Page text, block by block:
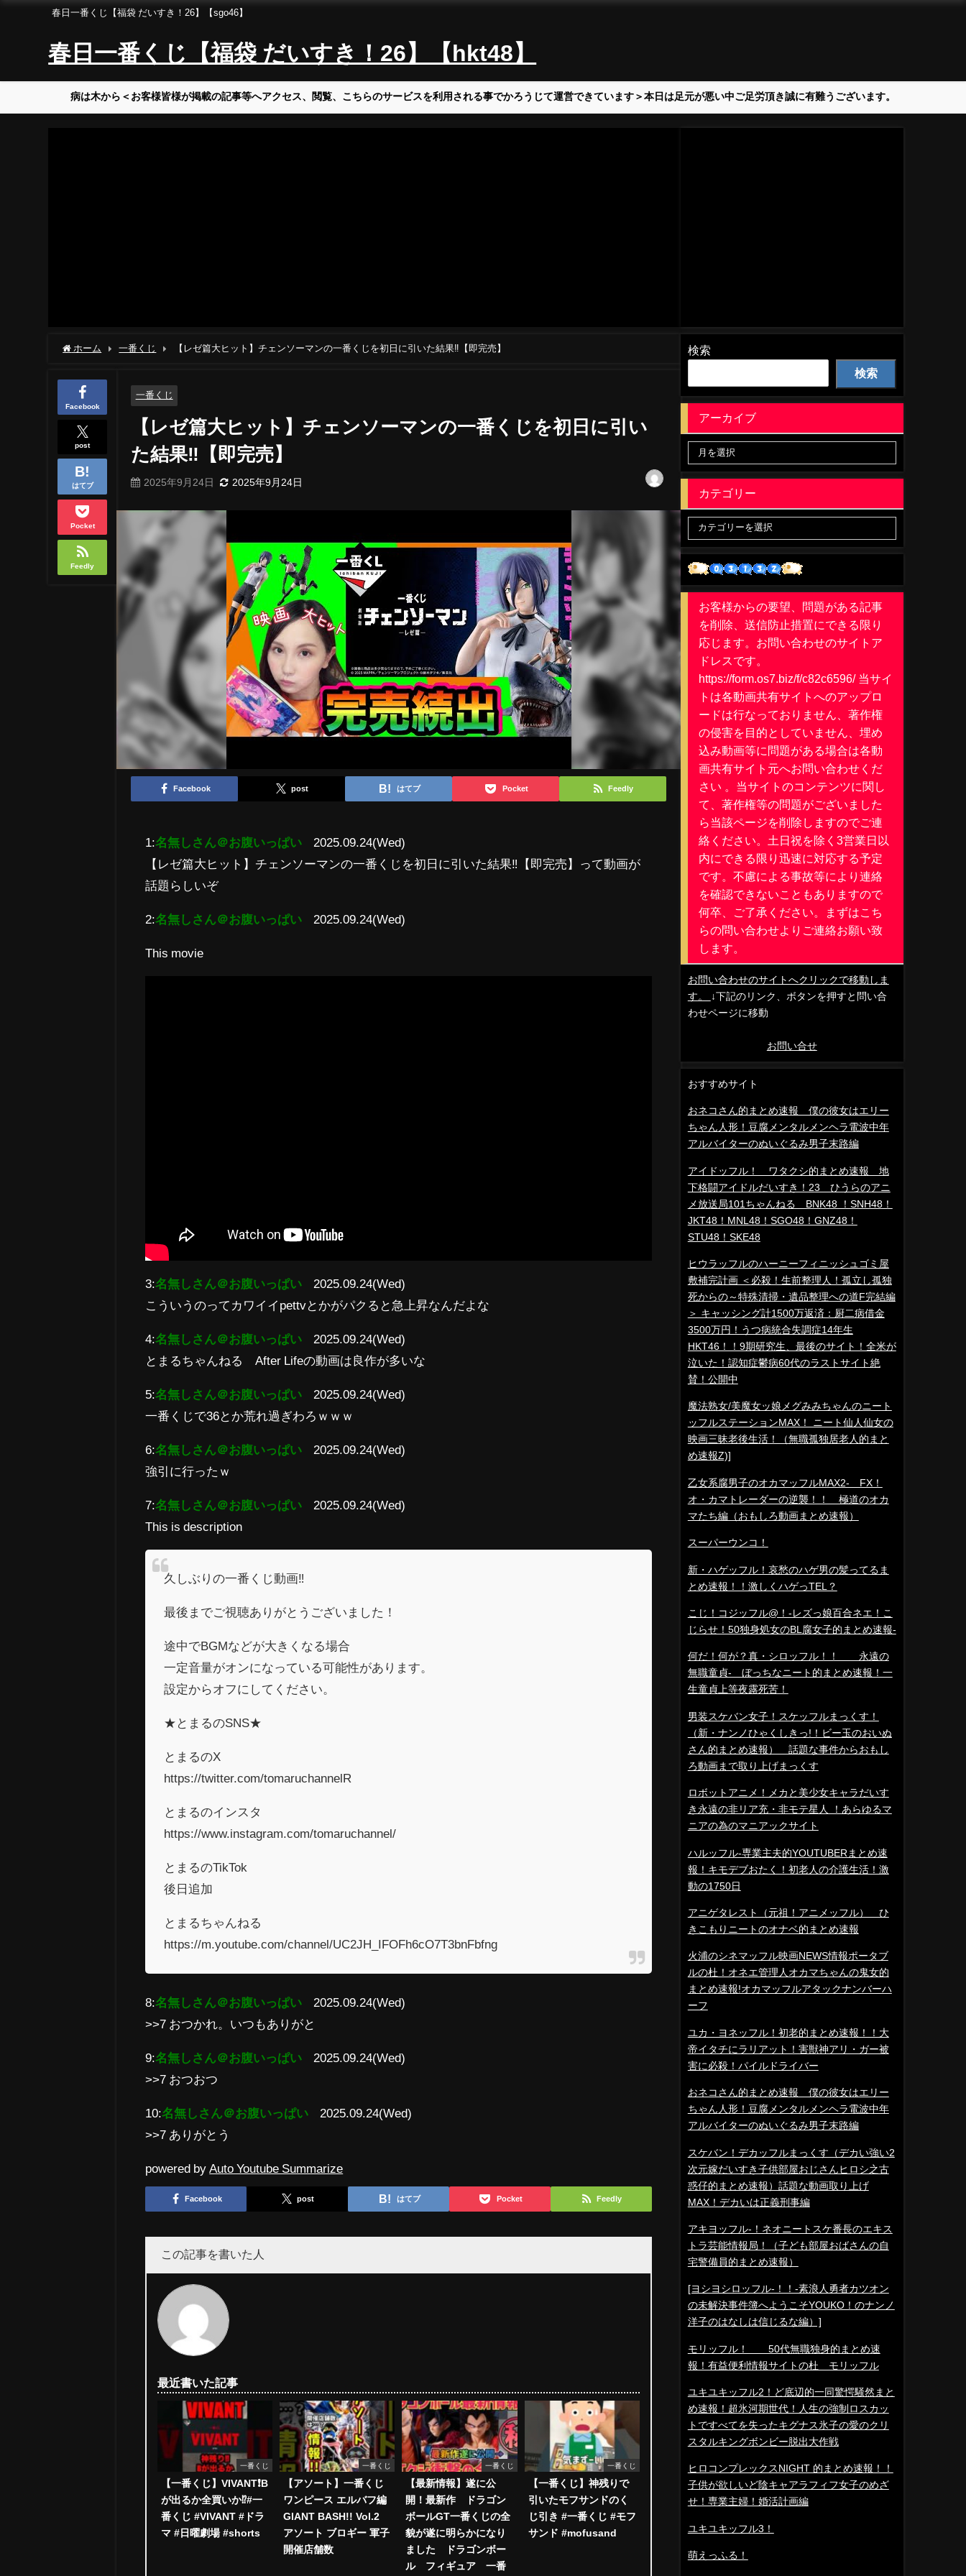
春日一番くじ【福袋 だいすき！26】【sgo46】
春日一番くじ【福袋 だいすき！26】【hkt48】
病は木から＜お客様皆様が掲載の記事等へアクセス、閲覧、こちらのサービスを利用される事でかろうじて運営できています＞本日は足元が悪い中ご足労頂き誠に有難うございます。
ホーム 一番くじ 【レゼ篇大ヒット】チェンソーマンの一番くじを初日に引いた結果‼【即完売】
Facebook
post
はてブ
Pocket
Feedly
一番くじ
【レゼ篇大ヒット】チェンソーマンの一番くじを初日に引い
た結果‼【即完売】
2025年9月24日 2025年9月24日
Facebook post はてブ Pocket Feedly
1:名無しさん＠お腹いっぱい
2025.09.24(Wed)
【レゼ篇大ヒット】チェンソーマンの一番くじを初日に引いた結果‼【即完売】って動画が
話題らしいぞ
2:名無しさん＠お腹いっぱい 2025.09.24(Wed)
This movie
3:名無しさん＠お腹いっぱい
2025.09.24(Wed)
こういうのってカワイイpettvとかがパクると急上昇なんだよな
4:名無しさん＠お腹いっぱい
2025.09.24(Wed)
とまるちゃんねる After Lifeの動画は良作が多いな
5:名無しさん＠お腹いっぱい
2025.09.24(Wed)
一番くじで36とか荒れ過ぎわろｗｗｗ
6:名無しさん＠お腹いっぱい
2025.09.24(Wed)
強引に行ったｗ
7:名無しさん＠お腹いっぱい
2025.09.24(Wed)
This is description
久しぶりの一番くじ動画‼
最後までご視聴ありがとうございました！
途中でBGMなどが大きくなる場合
一定音量がオンになっている可能性があります。
設定からオフにしてください。
★とまるのSNS★
とまるのX
https://twitter.com/tomaruchannelR
とまるのインスタ
https://www.instagram.com/tomaruchannel/
とまるのTikTok
後日追加
とまるちゃんねる
https://m.youtube.com/channel/UC2JH_IFOFh6cO7T3bnFbfng
8:名無しさん＠お腹いっぱい
2025.09.24(Wed)
>>7 おつかれ。いつもありがと
9:名無しさん＠お腹いっぱい
2025.09.24(Wed)
>>7 おつおつ
10:名無しさん＠お腹いっぱい
2025.09.24(Wed)
>>7 ありがとう
powered by Auto Youtube Summarize
Facebook post はてブ Pocket Feedly
この記事を書いた人
最近書いた記事
一番くじ
【一番くじ】VIVANT❗️B
が出るか全買いか⁉️#一
番くじ #VIVANT #ドラ
マ #日曜劇場 #shorts
一番くじ
【アソート】一番くじ
ワンピース エルバフ編
GIANT BASH!! Vol.2
アソート ブロギー 軍子
開催店舗数
一番くじ
【最新情報】遂に公
開！最新作 ドラゴン
ボールGT一番くじの全
貌が遂に明らかになり
ました ドラゴンボー
ル フィギュア 一番
一番くじ
【一番くじ】神残りで
引いたモフサンドのく
じ引き #一番くじ #モフ
サンド #mofusand
検索
検索
アーカイブ
カテゴリー
お客様からの要望、問題がある記事
を削除、送信防止措置にできる限り
応じます。お問い合わせのサイトア
ドレスです。
https://form.os7.biz/f/c82c6596/ 当サイ
トは各動画共有サイトへのアップロ
ードは行なっておりません、著作権
の侵害を目的としていません、埋め
込み動画等に問題がある場合は各動
画共有サイト元へお問い合わせくだ
さい 。当サイトのコンテンツに関し
て、著作権等の問題がございました
ら当該ページを削除しますのでご連
絡ください。土日祝を除く3営業日以
内にできる限り迅速に対応する予定
です。不慮による事故等により連絡
を確認できないこともありますので
何卒、ご了承ください。まずはこち
らの問い合わせよりご連絡お願い致
します。
お問い合わせのサイトへクリックで移動しま
す。
↓下記のリンク、ボタンを押すと問い合
わせページに移動
お問い合せ
おすすめサイト
おネコさん的まとめ速報 僕の彼女はエリー
ちゃん人形！豆腐メンタルメンヘラ電波中年
アルバイターのぬいぐるみ男子末路編
アイドッフル！ ワタクシ的まとめ速報 地
下格闘アイドルだいすき！23 ひうらのアニ
メ放送局101ちゃんねる BNK48 ！SNH48！
JKT48！MNL48！SGO48！GNZ48！
STU48！SKE48
ヒウラッフルのハーニーフィニッシュゴミ屋
敷補完計画 ＜必殺！生前整理人！孤立し孤独
死からの～特殊清掃・遺品整理への道F完結編
＞ キャッシング計1500万返済：厨二病借金
3500万円！うつ病統合失調症14年生
HKT46！！9期研究生、最後のサイト！全米が
泣いた！認知症鬱病60代のラストサイト絶
賛！公開中
魔法熟女/美魔女ッ娘メグみみちゃんのニート
ッフルステーションMAX！ ニート仙人仙女の
映画三昧老後生活！（無職孤独居老人的まと
め速報Z)]
乙女系腐男子のオカマッフルMAX2- FX！
オ・カマトレーダーの逆襲！！ 極道のオカ
マたち編（おもしろ動画まとめ速報）
スーパーウンコ！
新・ハゲッフル！哀愁のハゲ男の髪ってるま
とめ速報！！激しくハゲっTEL？
こじ！コジッフル@！-レズっ娘百合ネエ！こ
じらせ！50独身処女のBL腐女子的まとめ速報-
何だ！何が？真・シロッフル！！ 永遠の
無職童貞- ぼっちなニート的まとめ速報！一
生童貞上等夜露死苦！
男装スケバン女子！スケッフルまっくす！
（新・ナンノひゃくしきっ!！ビー玉のおいぬ
さん的まとめ速報） 話題な事件からおもし
ろ動画まで取り上げまっくす
ロボットアニメ！メカと美少女キャラだいす
き永遠の非リア充・非モテ星人 ！あらゆるマ
ニアの為のマニアックサイト
ハルッフル-専業主夫的YOUTUBERまとめ速
報！キモデブおたく！初老人の介護生活！激
動の1750日
アニゲタレスト（元祖！アニメッフル） ひ
きこもりニートのオナベ的まとめ速報
火浦のシネマッフル映画NEWS情報ポータブ
ルの杜！オネエ管理人オカマちゃんの鬼女的
まとめ速報!オカマッフルアタックナンバーハ
ーフ
ユカ・ヨネッフル！初老的まとめ速報！！大
帝イタチにラリアット！害獣神アリ・ガー被
害に必殺！パイルドライバー
おネコさん的まとめ速報 僕の彼女はエリー
ちゃん人形！豆腐メンタルメンヘラ電波中年
アルバイターのぬいぐるみ男子末路編
スケバン！デカッフルまっくす（デカい強い2
次元嫁だいすき子供部屋おじさんヒロシ之古
惑仔的まとめ速報）話題な動画取り上げ
MAX！デカいは正義刑事編
アキヨッフル-！ネオニートスケ番長のエキス
トラ芸能情報局！（子ども部屋おばさんの自
宅警備員的まとめ速報）
[ヨシヨシロッフル-！！-素浪人勇者カツオン
の未解決事件簿へようこそYOUKO！のナンノ
洋子のはなしは信じるな編）]
モリッフル！ 50代無職独身的まとめ速
報！有益便利情報サイトの杜 モリッフル
ユキユキッフル2！ど底辺的一同驚愕騒然まと
め速報！超氷河期世代！人生の強制ロスカッ
トですべてを失ったキグナス氷子の愛のクリ
スタルキングボンビー脱出大作戦
ヒロコンプレックスNIGHT 的まとめ速報！！
子供が欲しいど陰キャアラフィフ女子のめざ
せ！専業主婦！婚活計画編
ユキユキッフル3！
萌えっふる！